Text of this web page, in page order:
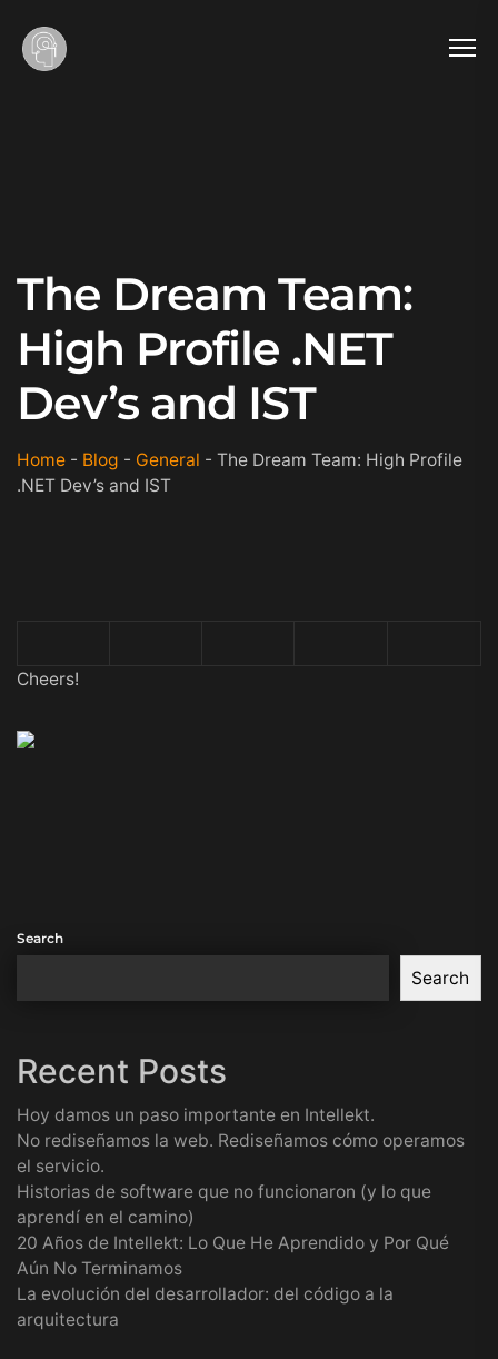
The Dream Team:
High Profile .NET
Dev’s and IST
Home - Blog - General - The Dream Team: High Profile
.NET Dev’s and IST
Cheers!
Search
Search
Recent Posts
Hoy damos un paso importante en Intellekt.
No rediseñamos la web. Rediseñamos cómo operamos
el servicio.
Historias de software que no funcionaron (y lo que
aprendí en el camino)
20 Años de Intellekt: Lo Que He Aprendido y Por Qué
Aún No Terminamos
La evolución del desarrollador: del código a la
arquitectura